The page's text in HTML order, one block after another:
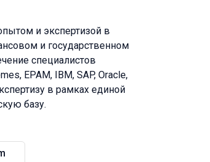
и экспертизой в
и государственном
специалистов
EPAM, IBM, SAP, Oracle,
в рамках единой
базу.